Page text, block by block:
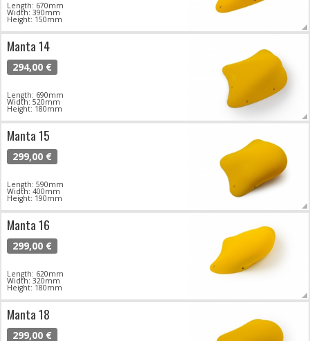
Length: 670mm
Width: 390mm
Height: 150mm
Manta 14
294,00 €
Length: 690mm
Width: 520mm
Height: 180mm
Manta 15
299,00 €
Length: 590mm
Width: 400mm
Height: 190mm
Manta 16
299,00 €
Length: 620mm
Width: 320mm
Height: 180mm
Manta 18
299,00 €